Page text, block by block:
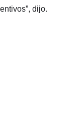
dijo.